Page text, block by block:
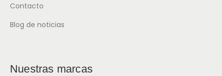
Contacto
Blog de noticias
Nuestras marcas